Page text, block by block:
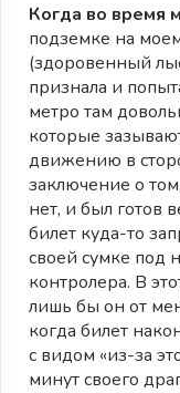
Когда во время
подземке на
(здоровенный
признала и
метро там
которые
движению в
заключение о
нет, и был готов
билет куда-то
своей сумке под
контролера. В
лишь бы он от
когда билет
с видом «из-за
минут своего